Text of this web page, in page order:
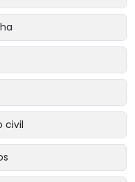
civil